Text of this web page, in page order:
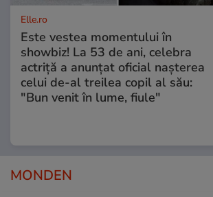
Elle.ro
Este vestea momentului în
showbiz! La 53 de ani, celebra
actriță a anunțat oficial nașterea
celui de-al treilea copil al său:
"Bun venit în lume, fiule"
MONDEN